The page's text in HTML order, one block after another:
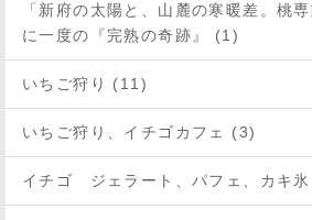
「新府の太陽と、山麓の寒暖差。桃
に一度の『完熟の奇跡』 (1)
いちご狩り (11)
いちご狩り、イチゴカフェ (3)
イチゴ ジェラート、パフェ、カキ